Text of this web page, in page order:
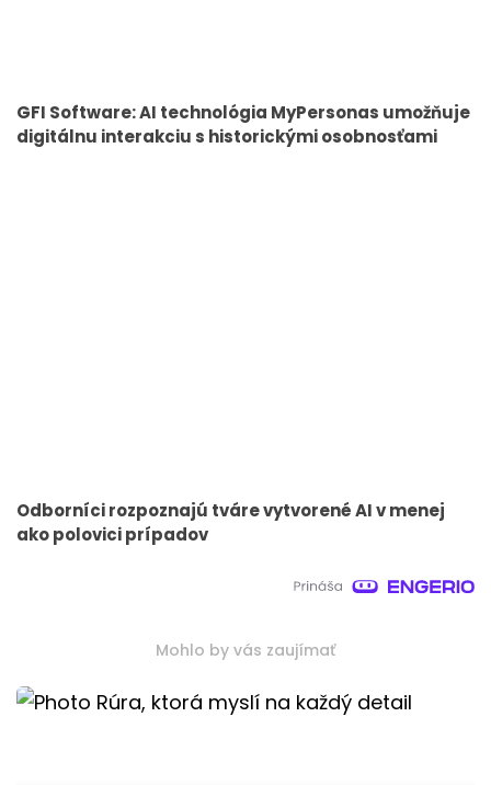
GFI Software: AI technológia MyPersonas umožňuje
digitálnu interakciu s historickými osobnosťami
Odborníci rozpoznajú tváre vytvorené AI v menej
ako polovici prípadov
Mohlo by vás zaujímať